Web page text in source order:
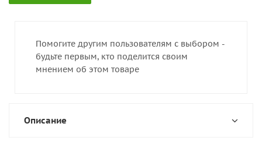
Помогите другим пользователям с выбором -
будьте первым, кто поделится своим
мнением об этом товаре
Описание